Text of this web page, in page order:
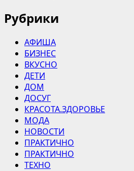
Рубрики
АФИША
БИЗНЕС
ВКУСНО
ДЕТИ
ДОМ
ДОСУГ
КРАСОТА.ЗДОРОВЬЕ
МОДА
НОВОСТИ
ПРАКТИЧНО
ПРАКТИЧНО
ТЕХНО